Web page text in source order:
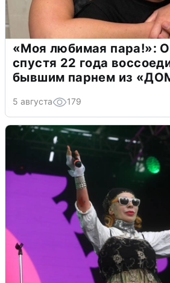
«Моя любимая пара!»:
спустя 22 года
бывшим парнем из
5 августа 179